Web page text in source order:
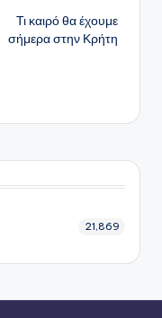
Τι καιρό θα έχουμε
σήμερα στην Κρήτη
21,869